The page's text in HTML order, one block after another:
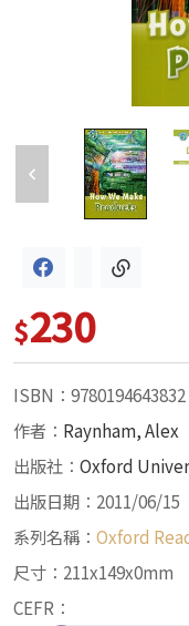
$230
ISBN：9780194643832
作者： Raynham, Alex
出版社： Oxford
出版日期：2011/06/15
系列名稱： Oxford
尺寸：211x149x0mm
CEFR：